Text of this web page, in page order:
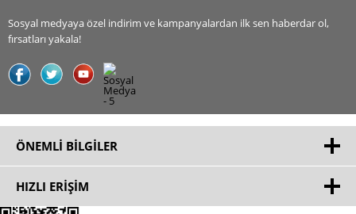
Sosyal medyaya özel indirim ve kampanyalardan ilk sen haberdar ol,
fırsatları yakala!
ÖNEMLI BILGILER
HIZLI ERIŞIM